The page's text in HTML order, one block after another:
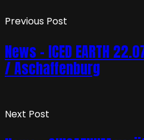
Previous Post
News – ICED EARTH
/ Aschaffenburg
Next Post